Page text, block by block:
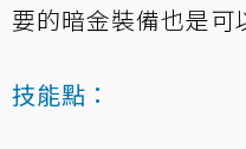
要的暗金裝備也是可
技能點：